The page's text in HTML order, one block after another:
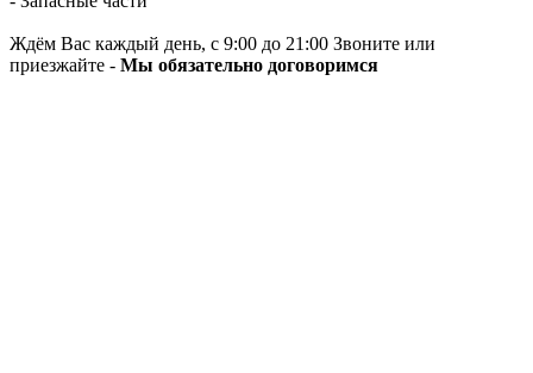
Ждём Вас каждый день, с 9:00 до 21:00 Звоните или
приезжайте - Мы обязательно договоримся